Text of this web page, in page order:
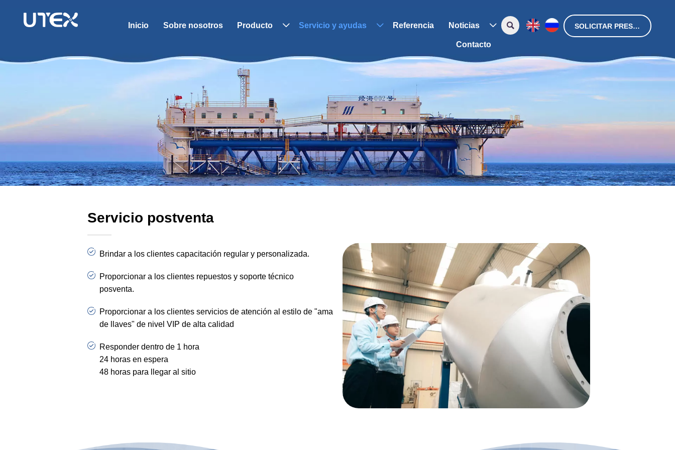
Inicio Sobre nosotros Producto  Servicio y ayudas  Referencia Noticias 
Contacto
 SOLICITAR PRESUPUESTO
Servicio postventa
———
Brindar a los clientes capacitación regular y personalizada.
Proporcionar a los clientes repuestos y soporte técnico
posventa.
Proporcionar a los clientes servicios de atención al estilo de "ama
de llaves" de nivel VIP de alta calidad
Responder dentro de 1 hora
24 horas en espera
48 horas para llegar al sitio